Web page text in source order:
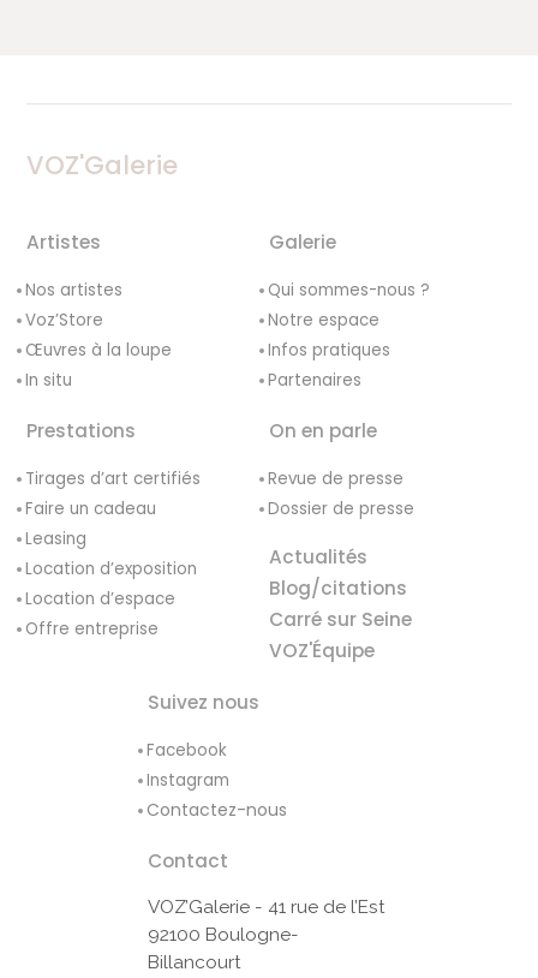
VOZ'Galerie
Artistes
Nos artistes
Voz’Store
Œuvres à la loupe
In situ
Galerie
Qui sommes-nous ?
Notre espace
Infos pratiques
Partenaires
Prestations
Tirages d’art certifiés
Faire un cadeau
Leasing
Location d’exposition
Location d’espace
Offre entreprise
On en parle
Revue de presse
Dossier de presse
Actualités
Blog/citations
Carré sur Seine
VOZ'Équipe
Suivez nous
Facebook
Instagram
Contactez-nous
Contact
VOZ’Galerie - 41 rue de l’Est
92100 Boulogne-
Billancourt